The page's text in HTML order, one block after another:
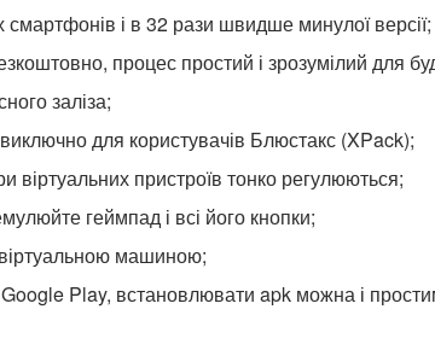
і в 32 рази швидше минулої версії;
процес простий і зрозумілий для
заліза;
для користувачів Блюстакс (XPack);
віртуальних пристроїв тонко регулюються;
геймпад і всі його кнопки;
машиною;
Play, встановлювати apk можна і